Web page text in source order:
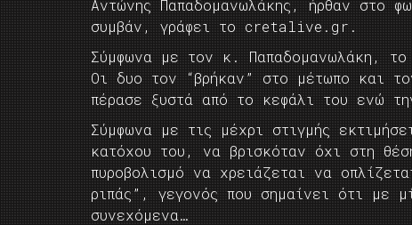
Αντώνης Παπαδομανωλάκης, ήρθαν στο
συμβάν, γράφει το cretalive.gr.
Σύμφωνα με τον κ. Παπαδομανωλάκη, το
Οι δυο τον “βρήκαν” στο μέτωπο και
πέρασε ξυστά από το κεφάλι του ενώ
Σύμφωνα με τις μέχρι στιγμής
κατόχου του, να βρισκόταν όχι στη
πυροβολισμό να χρειάζεται να
ριπάς”, γεγονός που σημαίνει ότι με
συνεχόμενα…